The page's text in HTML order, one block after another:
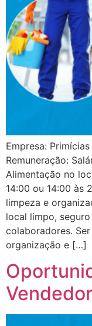
Empresa:
Remuneração:
Alimentação no
14:00 ou 14:00 às
limpeza e
local limpo,
colaboradores.
organização e […]
Vendedor